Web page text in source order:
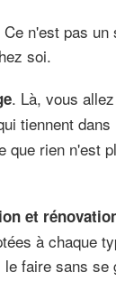
n'est pas
soi.
. Là, vous
tiennent
que rien
et
à chaque
faire sans